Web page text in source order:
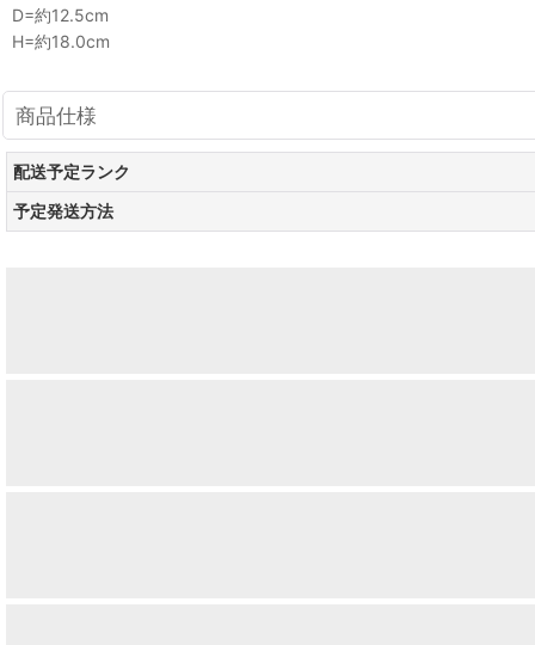
D=約12.5cm
H=約18.0cm
商品仕様
配送予定ランク
予定発送方法